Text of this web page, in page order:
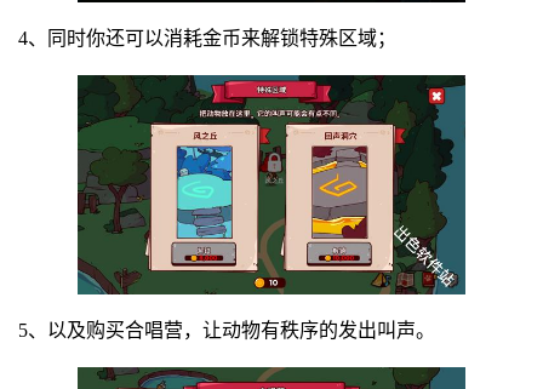
4、同时你还可以消耗金币来解锁特殊区域；
5、以及购买合唱营，让动物有秩序的发出叫声。